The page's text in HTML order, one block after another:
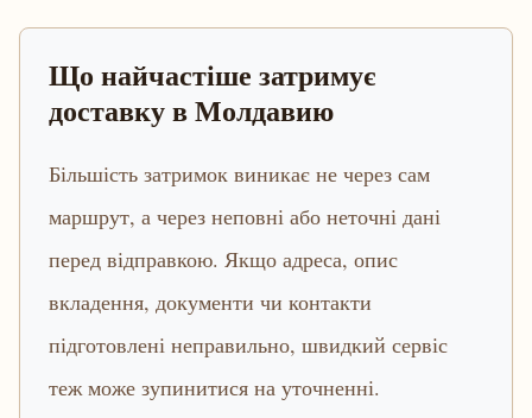
Що найчастіше затримує
доставку в Молдавию
Більшість затримок виникає не через сам
маршрут, а через неповні або неточні дані
перед відправкою. Якщо адреса, опис
вкладення, документи чи контакти
підготовлені неправильно, швидкий сервіс
теж може зупинитися на уточненні.